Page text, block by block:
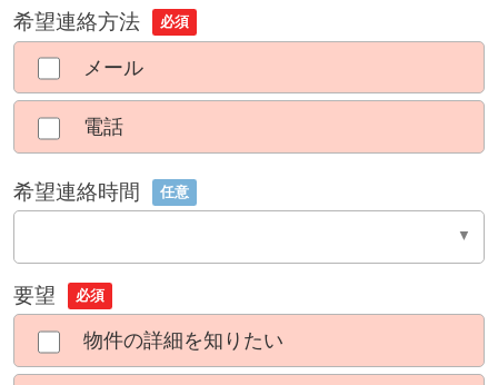
希望連絡方法 必須
メール
電話
希望連絡時間 任意
要望 必須
物件の詳細を知りたい